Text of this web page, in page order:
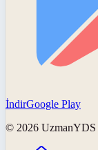
İndirGoogle Play
© 2026 UzmanYDS